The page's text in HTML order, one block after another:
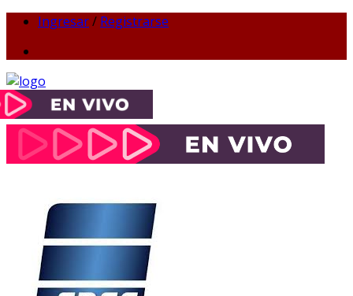
Ingresar/ Registrarse